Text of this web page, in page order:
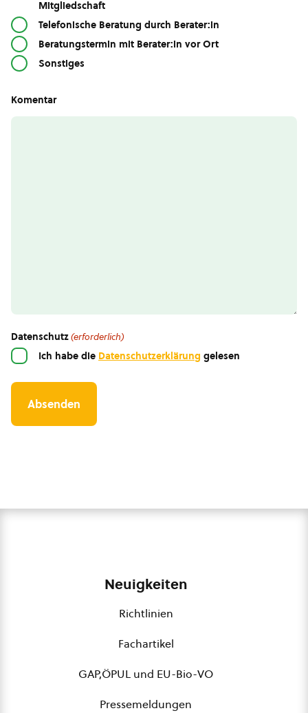
Mitgliedschaft
Telefonische Beratung durch Berater:in
Beratungstermin mit Berater:in vor Ort
Sonstiges
Komentar
Datenschutz(erforderlich)
Ich habe die Datenschutzerklärung gelesen
Neuigkeiten
Richtlinien
Fachartikel
GAP,ÖPUL und EU-Bio-VO
Pressemeldungen